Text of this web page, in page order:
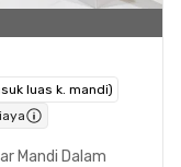
luas k. mandi)
Mandi Dalam